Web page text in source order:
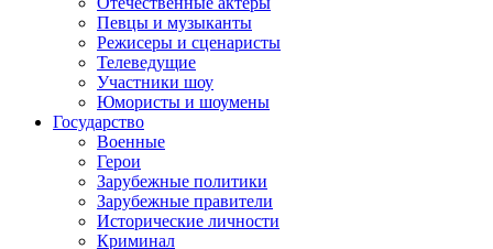
Певцы и музыканты
Режисеры и сценаристы
Телеведущие
Участники шоу
Юмористы и шоумены
Государство
Военные
Герои
Зарубежные политики
Зарубежные правители
Исторические личности
Криминал